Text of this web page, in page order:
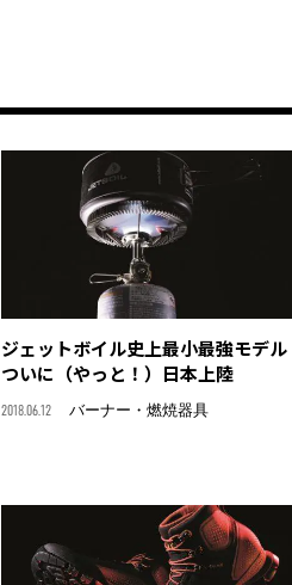
ジェットボイル史上最小最強モデル
ついに（やっと！）日本上陸
2018.06.12 バーナー・燃焼器具